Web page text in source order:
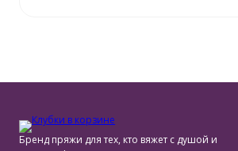
Бренд пряжи для тех, кто вяжет с душой и